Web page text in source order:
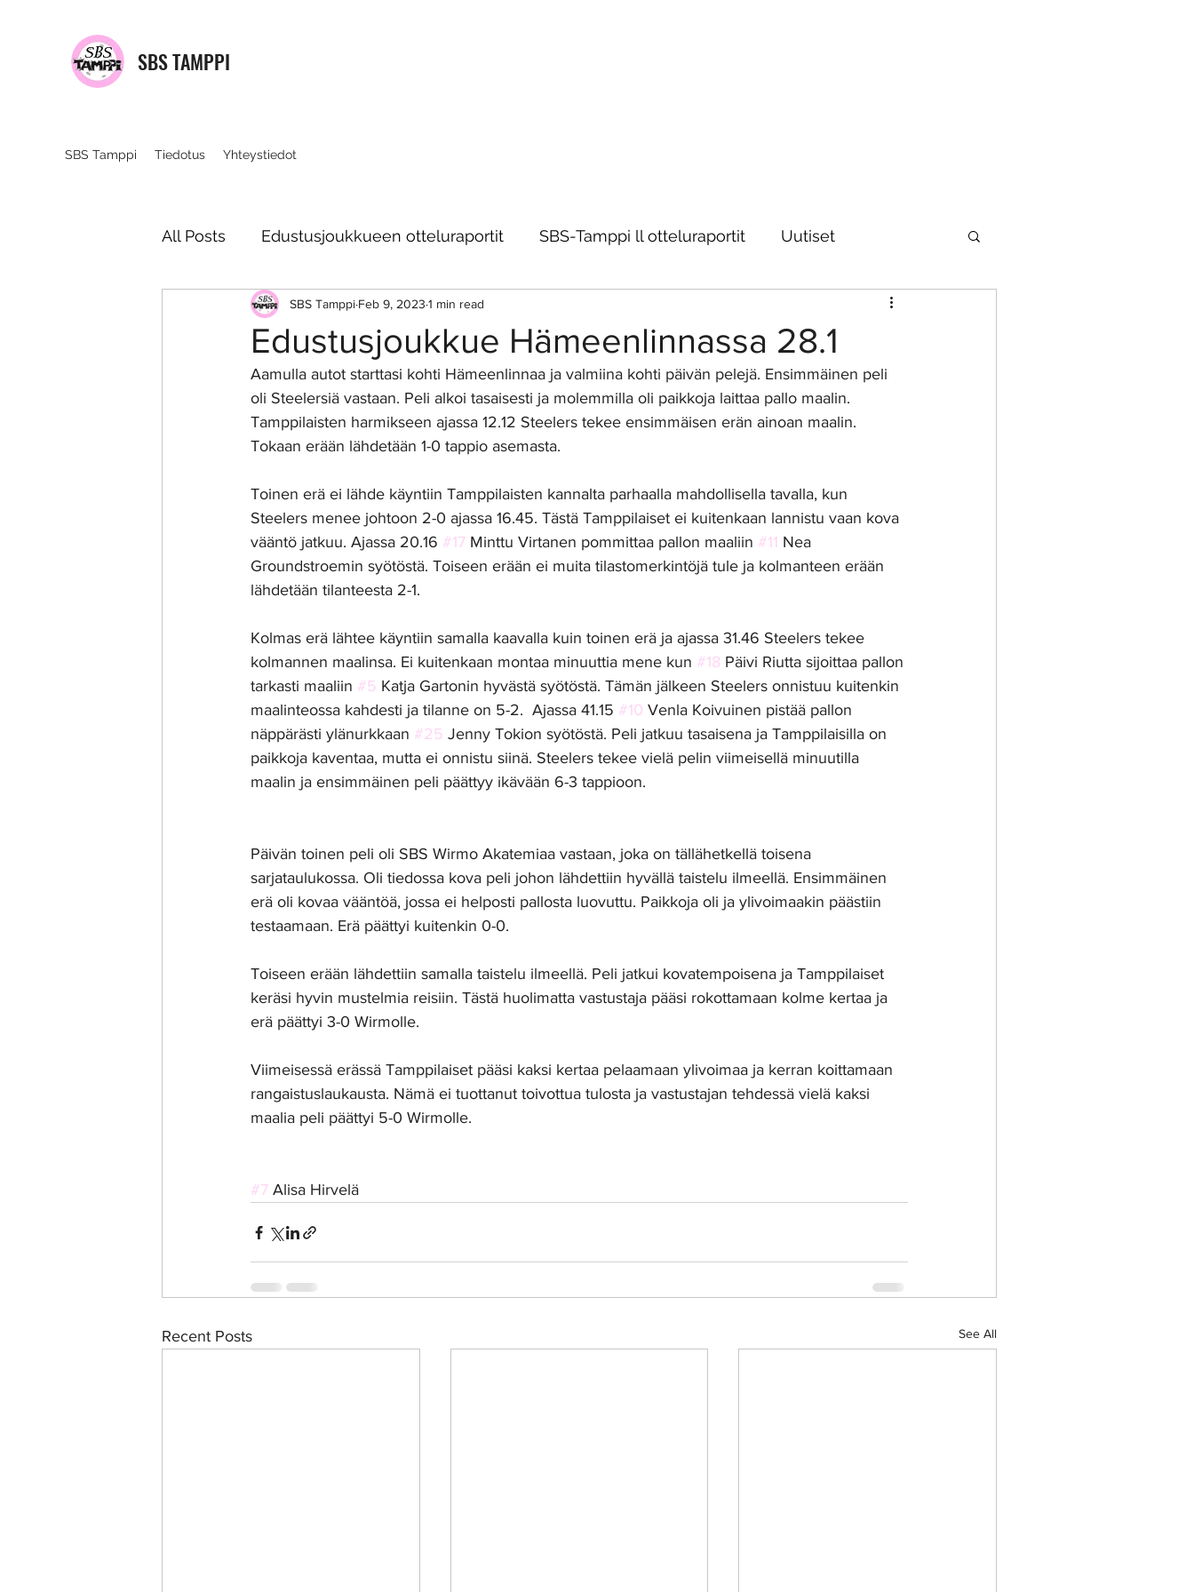
SBS TAMPPI
SBS Tamppi Tiedotus Yhteystiedot
All Posts Edustusjoukkueen otteluraportit SBS-Tamppi ll otteluraportit Uutiset
Edustusjoukkue Hämeenlinnassa 28.1
SBS Tamppi Feb 9, 2023 1 min read
Aamulla autot starttasi kohti Hämeenlinnaa ja valmiina kohti päivän pelejä. Ensimmäinen peli
oli Steelersiä vastaan. Peli alkoi tasaisesti ja molemmilla oli paikkoja laittaa pallo maalin.
Tamppilaisten harmikseen ajassa 12.12 Steelers tekee ensimmäisen erän ainoan maalin.
Tokaan erään lähdetään 1-0 tappio asemasta.
Toinen erä ei lähde käyntiin Tamppilaisten kannalta parhaalla mahdollisella tavalla, kun
Steelers menee johtoon 2-0 ajassa 16.45. Tästä Tamppilaiset ei kuitenkaan lannistu vaan kova
vääntö jatkuu. Ajassa 20.16 #17 Minttu Virtanen pommittaa pallon maaliin #11 Nea
Groundstroemin syötöstä. Toiseen erään ei muita tilastomerkintöjä tule ja kolmanteen erään
lähdetään tilanteesta 2-1.
Kolmas erä lähtee käyntiin samalla kaavalla kuin toinen erä ja ajassa 31.46 Steelers tekee
kolmannen maalinsa. Ei kuitenkaan montaa minuuttia mene kun #18 Päivi Riutta sijoittaa pallon
tarkasti maaliin #5 Katja Gartonin hyvästä syötöstä. Tämän jälkeen Steelers onnistuu kuitenkin
maalinteossa kahdesti ja tilanne on 5-2.  Ajassa 41.15 #10 Venla Koivuinen pistää pallon
näppärästi ylänurkkaan #25 Jenny Tokion syötöstä. Peli jatkuu tasaisena ja Tamppilaisilla on
paikkoja kaventaa, mutta ei onnistu siinä. Steelers tekee vielä pelin viimeisellä minuutilla
maalin ja ensimmäinen peli päättyy ikävään 6-3 tappioon.
Päivän toinen peli oli SBS Wirmo Akatemiaa vastaan, joka on tällähetkellä toisena
sarjataulukossa. Oli tiedossa kova peli johon lähdettiin hyvällä taistelu ilmeellä. Ensimmäinen
erä oli kovaa vääntöä, jossa ei helposti pallosta luovuttu. Paikkoja oli ja ylivoimaakin päästiin
testaamaan. Erä päättyi kuitenkin 0-0.
Toiseen erään lähdettiin samalla taistelu ilmeellä. Peli jatkui kovatempoisena ja Tamppilaiset
keräsi hyvin mustelmia reisiin. Tästä huolimatta vastustaja pääsi rokottamaan kolme kertaa ja
erä päättyi 3-0 Wirmolle.
Viimeisessä erässä Tamppilaiset pääsi kaksi kertaa pelaamaan ylivoimaa ja kerran koittamaan
rangaistuslaukausta. Nämä ei tuottanut toivottua tulosta ja vastustajan tehdessä vielä kaksi
maalia peli päättyi 5-0 Wirmolle.
#7 Alisa Hirvelä
Recent Posts See All